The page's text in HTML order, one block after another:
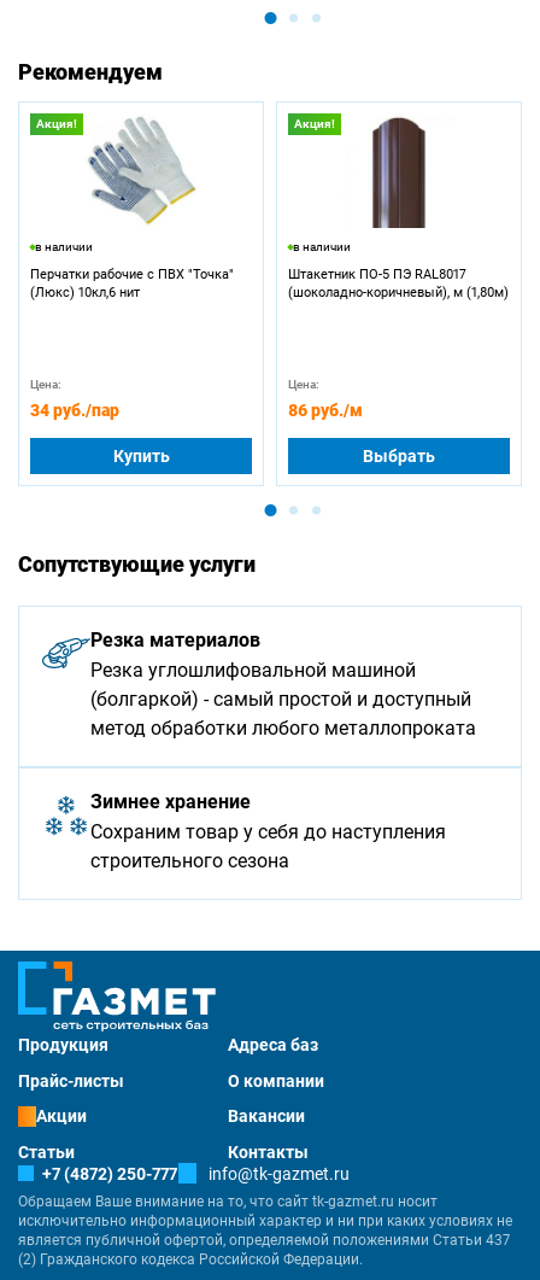
Рекомендуем
Акция!
в наличии
Перчатки рабочие с ПВХ "Точка"
(Люкс) 10кл,6 нит
Цена:
34 руб./пар
Купить
Акция!
в наличии
Штакетник ПО-5 ПЭ RAL8017
(шоколадно-коричневый), м (1,80м)
Цена:
86 руб./м
Выбрать
Сопутствующие услуги
Резка материалов
Резка углошлифовальной машиной
(болгаркой) - самый простой и доступный
метод обработки любого металлопроката
Зимнее хранение
Сохраним товар у себя до наступления
строительного сезона
Продукция
Адреса баз
Прайс-листы
О компании
Акции
Вакансии
Статьи
Контакты
+7 (4872) 250-777
info@tk-gazmet.ru
Обращаем Ваше внимание на то, что сайт tk-gazmet.ru носит
исключительно информационный характер и ни при каких условиях не
является публичной офертой, определяемой положениями Статьи 437
(2) Гражданского кодекса Российской Федерации.